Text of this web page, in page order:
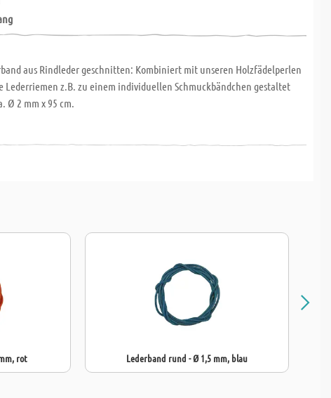
aus Rindleder geschnitten: Kombiniert mit unseren Holzfädelperlen
Lederriemen z.B. zu einem individuellen Schmuckbändchen gestaltet
Ø 2 mm x 95 cm.
rot Lederband rund - Ø 1,5 mm, blau